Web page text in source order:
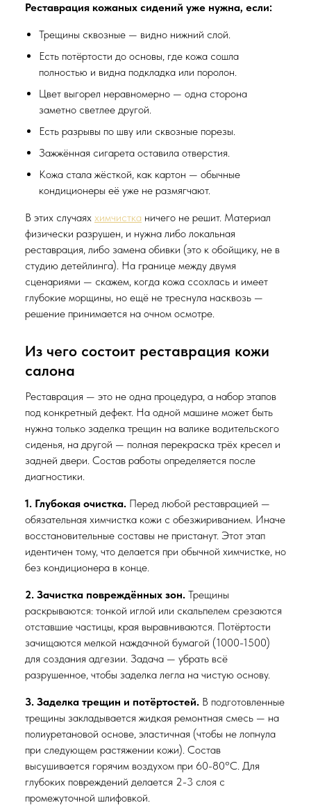
Реставрация кожаных сидений уже нужна, если:
Трещины сквозные — видно нижний слой.
Есть потёртости до основы, где кожа сошла
полностью и видна подкладка или поролон.
Цвет выгорел неравномерно — одна сторона
заметно светлее другой.
Есть разрывы по шву или сквозные порезы.
Зажжённая сигарета оставила отверстия.
Кожа стала жёсткой, как картон — обычные
кондиционеры её уже не размягчают.
В этих случаях химчистка ничего не решит. Материал
физически разрушен, и нужна либо локальная
реставрация, либо замена обивки (это к обойщику, не в
студию детейлинга). На границе между двумя
сценариями — скажем, когда кожа ссохлась и имеет
глубокие морщины, но ещё не треснула насквозь —
решение принимается на очном осмотре.
Из чего состоит реставрация кожи
салона
Реставрация — это не одна процедура, а набор этапов
под конкретный дефект. На одной машине может быть
нужна только заделка трещин на валике водительского
сиденья, на другой — полная перекраска трёх кресел и
задней двери. Состав работы определяется после
диагностики.
1. Глубокая очистка. Перед любой реставрацией —
обязательная химчистка кожи с обезжириванием. Иначе
восстановительные составы не пристанут. Этот этап
идентичен тому, что делается при обычной химчистке, но
без кондиционера в конце.
2. Зачистка повреждённых зон. Трещины
раскрываются: тонкой иглой или скальпелем срезаются
отставшие частицы, края выравниваются. Потёртости
зачищаются мелкой наждачной бумагой (1000-1500)
для создания адгезии. Задача — убрать всё
разрушенное, чтобы заделка легла на чистую основу.
3. Заделка трещин и потёртостей. В подготовленные
трещины закладывается жидкая ремонтная смесь — на
полиуретановой основе, эластичная (чтобы не лопнула
при следующем растяжении кожи). Состав
высушивается горячим воздухом при 60-80°C. Для
глубоких повреждений делается 2-3 слоя с
промежуточной шлифовкой.